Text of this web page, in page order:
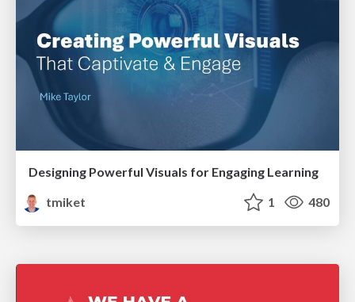
Designing Powerful Visuals for Engaging Learning
tmiket
1 480